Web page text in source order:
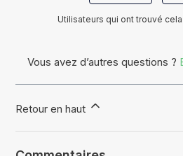
Utilisateurs qui ont trouvé
Vous avez d’autres questions ?
Retour en haut